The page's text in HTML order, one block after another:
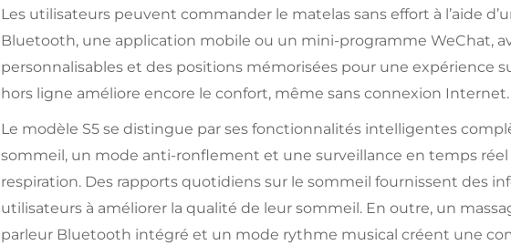
Les utilisateurs peuvent commander le matelas sans effort à l’aide
Bluetooth, une application mobile ou un mini-programme WeChat,
personnalisables et des positions mémorisées pour une expérience
hors ligne améliore encore le confort, même sans connexion Internet.
Le modèle S5 se distingue par ses fonctionnalités intelligentes
sommeil, un mode anti-ronflement et une surveillance en temps
respiration. Des rapports quotidiens sur le sommeil fournissent des
utilisateurs à améliorer la qualité de leur sommeil. En outre, un
parleur Bluetooth intégré et un mode rythme musical créent une